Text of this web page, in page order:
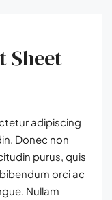
Sheet
adipiscing
Donec non
purus, quis
orci ac
Nullam